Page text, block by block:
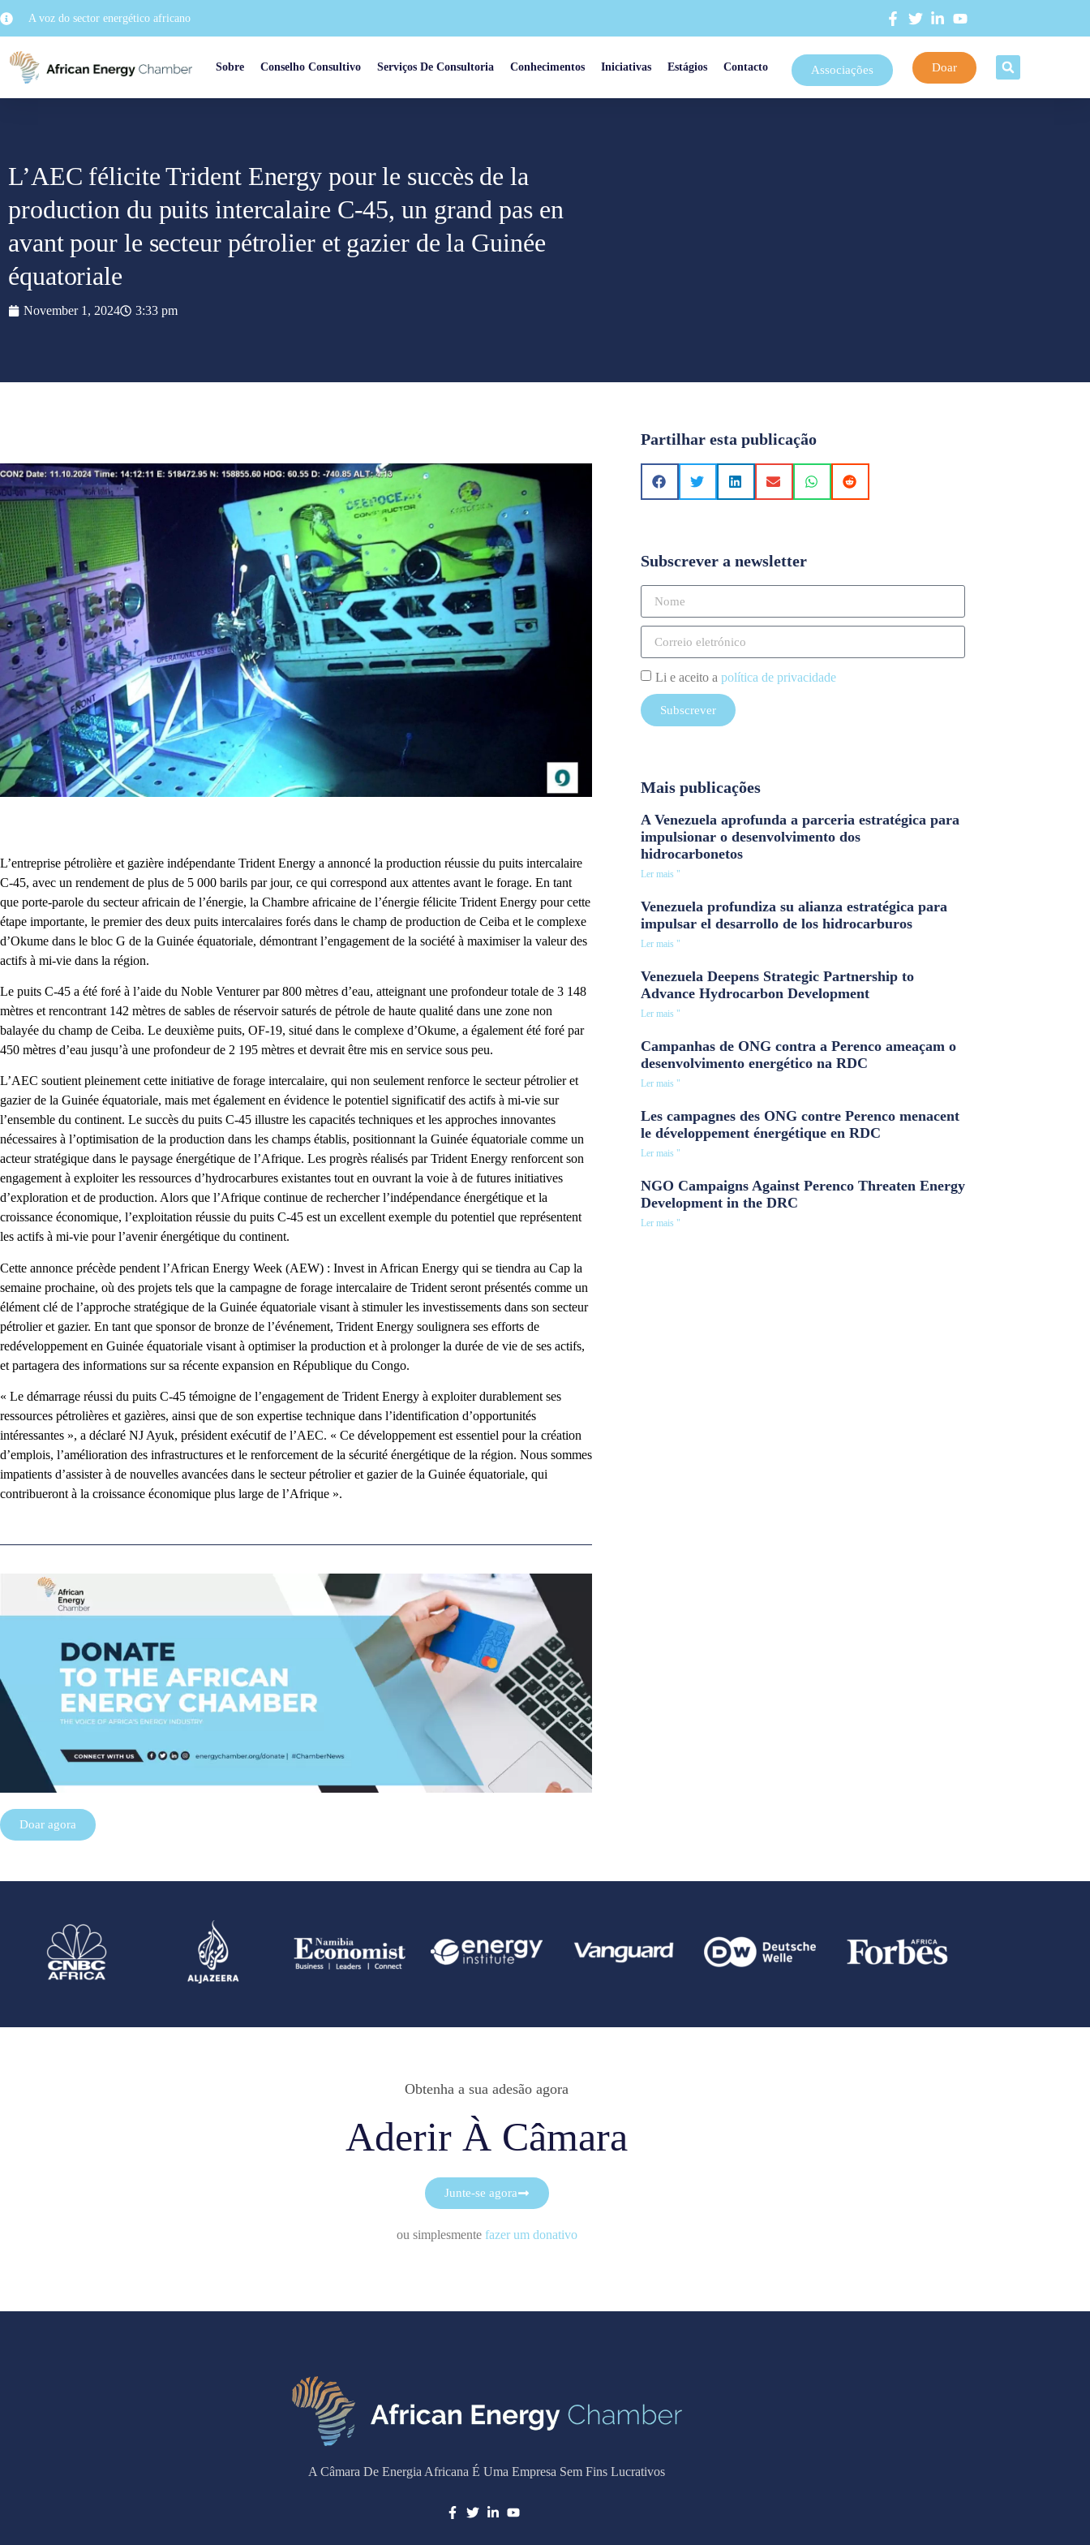
A voz do sector energético africano
Sobre Conselho Consultivo Serviços De Consultoria Conhecimentos Iniciativas Estágios Contacto Associações Doar
L’AEC félicite Trident Energy pour le succès de la
production du puits intercalaire C-45, un grand pas en
avant pour le secteur pétrolier et gazier de la Guinée
équatoriale
November 1, 2024 3:33 pm
L’entreprise pétrolière et gazière indépendante Trident Energy a annoncé la production réussie du puits intercalaire
C-45, avec un rendement de plus de 5 000 barils par jour, ce qui correspond aux attentes avant le forage. En tant
que porte-parole du secteur africain de l’énergie, la Chambre africaine de l’énergie félicite Trident Energy pour cette
étape importante, le premier des deux puits intercalaires forés dans le champ de production de Ceiba et le complexe
d’Okume dans le bloc G de la Guinée équatoriale, démontrant l’engagement de la société à maximiser la valeur des
actifs à mi-vie dans la région.
Le puits C-45 a été foré à l’aide du Noble Venturer par 800 mètres d’eau, atteignant une profondeur totale de 3 148
mètres et rencontrant 142 mètres de sables de réservoir saturés de pétrole de haute qualité dans une zone non
balayée du champ de Ceiba. Le deuxième puits, OF-19, situé dans le complexe d’Okume, a également été foré par
450 mètres d’eau jusqu’à une profondeur de 2 195 mètres et devrait être mis en service sous peu.
L’AEC soutient pleinement cette initiative de forage intercalaire, qui non seulement renforce le secteur pétrolier et
gazier de la Guinée équatoriale, mais met également en évidence le potentiel significatif des actifs à mi-vie sur
l’ensemble du continent. Le succès du puits C-45 illustre les capacités techniques et les approches innovantes
nécessaires à l’optimisation de la production dans les champs établis, positionnant la Guinée équatoriale comme un
acteur stratégique dans le paysage énergétique de l’Afrique. Les progrès réalisés par Trident Energy renforcent son
engagement à exploiter les ressources d’hydrocarbures existantes tout en ouvrant la voie à de futures initiatives
d’exploration et de production. Alors que l’Afrique continue de rechercher l’indépendance énergétique et la
croissance économique, l’exploitation réussie du puits C-45 est un excellent exemple du potentiel que représentent
les actifs à mi-vie pour l’avenir énergétique du continent.
Cette annonce précède pendent l’African Energy Week (AEW) : Invest in African Energy qui se tiendra au Cap la
semaine prochaine, où des projets tels que la campagne de forage intercalaire de Trident seront présentés comme un
élément clé de l’approche stratégique de la Guinée équatoriale visant à stimuler les investissements dans son secteur
pétrolier et gazier. En tant que sponsor de bronze de l’événement, Trident Energy soulignera ses efforts de
redéveloppement en Guinée équatoriale visant à optimiser la production et à prolonger la durée de vie de ses actifs,
et partagera des informations sur sa récente expansion en République du Congo.
« Le démarrage réussi du puits C-45 témoigne de l’engagement de Trident Energy à exploiter durablement ses
ressources pétrolières et gazières, ainsi que de son expertise technique dans l’identification d’opportunités
intéressantes », a déclaré NJ Ayuk, président exécutif de l’AEC. « Ce développement est essentiel pour la création
d’emplois, l’amélioration des infrastructures et le renforcement de la sécurité énergétique de la région. Nous sommes
impatients d’assister à de nouvelles avancées dans le secteur pétrolier et gazier de la Guinée équatoriale, qui
contribueront à la croissance économique plus large de l’Afrique ».
Doar agora
Partilhar esta publicação
Subscrever a newsletter
Li e aceito a política de privacidade
Subscrever
Mais publicações
A Venezuela aprofunda a parceria estratégica para
impulsionar o desenvolvimento dos
hidrocarbonetos
Ler mais "
Venezuela profundiza su alianza estratégica para
impulsar el desarrollo de los hidrocarburos
Ler mais "
Venezuela Deepens Strategic Partnership to
Advance Hydrocarbon Development
Ler mais "
Campanhas de ONG contra a Perenco ameaçam o
desenvolvimento energético na RDC
Ler mais "
Les campagnes des ONG contre Perenco menacent
le développement énergétique en RDC
Ler mais "
NGO Campaigns Against Perenco Threaten Energy
Development in the DRC
Ler mais "
Obtenha a sua adesão agora
Aderir À Câmara
Junte-se agora
ou simplesmente fazer um donativo
A Câmara De Energia Africana É Uma Empresa Sem Fins Lucrativos